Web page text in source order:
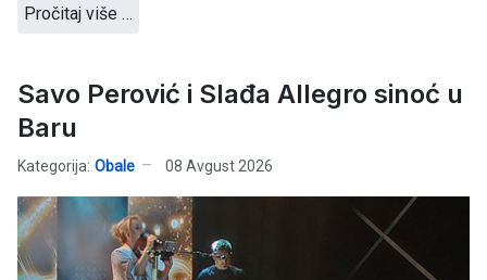
Pročitaj više …
Savo Perović i Slađa Allegro sinoć u
Baru
Kategorija: Obale 08 Avgust 2026